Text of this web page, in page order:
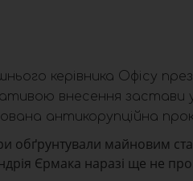
керівника Офісу
внесення застави у
антикорупційна
обґрунтували майновим
Єрмака наразі ще не